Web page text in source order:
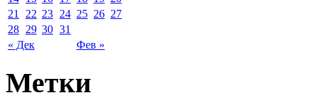
« Дек Фев »
21
22 23 24 25 26 27
28 29 30 31
Метки